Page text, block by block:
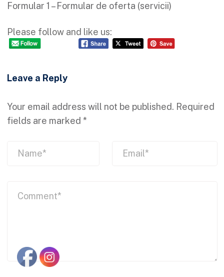
Formular 1 – Formular de oferta (servicii)
Please follow and like us:
Leave a Reply
Your email address will not be published. Required
fields are marked *